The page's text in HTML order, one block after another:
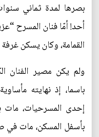
بصرها لمدة ثماني
أحد! أمّا فنان المسرح
القمامة، وكان يسكن
ولم يكن مصير الفنان
باسما، إذ نهايته
إحدى المسرحيات، مات
بأسفل المسكن، مات